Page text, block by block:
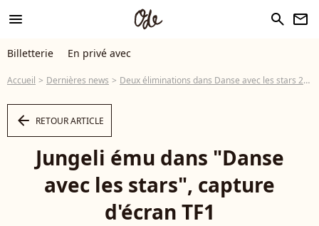
menu search newsletter
Billetterie En privé avec
Accueil Dernières news Deux éliminations dans Danse avec les stars 2025, Chris Marques a donné deux 10 dans la même soirée, du jamais vu...ou presque
arrow_left RETOUR ARTICLE
Jungeli ému dans "Danse
avec les stars", capture
d'écran TF1